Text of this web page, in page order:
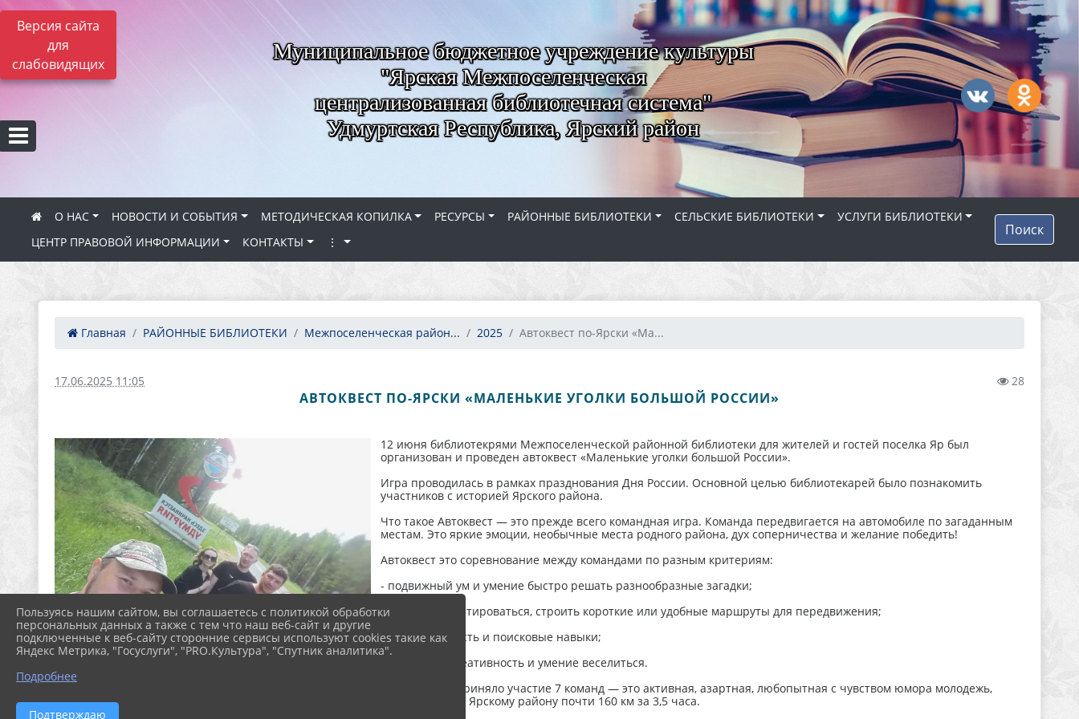
Версия сайта
для
слабовидящих
Муниципальное бюджетное учреждение культуры
"Ярская Межпоселенческая
централизованная библиотечная система"
Удмуртская Республика, Ярский район
О НАС НОВОСТИ И СОБЫТИЯ МЕТОДИЧЕСКАЯ КОПИЛКА РЕСУРСЫ РАЙОННЫЕ БИБЛИОТЕКИ СЕЛЬСКИЕ БИБЛИОТЕКИ
УСЛУГИ БИБЛИОТЕКИ
ЦЕНТР ПРАВОВОЙ ИНФОРМАЦИИ
КОНТАКТЫ ⋮
Поиск
Главная РАЙОННЫЕ БИБЛИОТЕКИ Межпоселенческая район... 2025 Автоквест по-Ярски «Ма...
17.06.2025 11:05 28
АВТОКВЕСТ ПО-ЯРСКИ «МАЛЕНЬКИЕ УГОЛКИ БОЛЬШОЙ РОССИИ»
12 июня библиотекрями Межпоселенческой районной библиотеки для жителей и гостей поселка Яр был
организован и проведен автоквест «Маленькие уголки большой России».
Игра проводилась в рамках празднования Дня России. Основной целью библиотекарей было познакомить
участников с историей Ярского района.
Что такое Автоквест — это прежде всего командная игра. Команда передвигается на автомобиле по загаданным
местам. Это яркие эмоции, необычные места родного района, дух соперничества и желание победить!
Автоквест это соревнование между командами по разным критериям:
- подвижный ум и умение быстро решать разнообразные загадки;
- умение ориентироваться, строить короткие или удобные маршруты для передвижения;
- внимательность и поисковые навыки;
- и конечно креативность и умение веселиться.
В Автоквесте приняло участие 7 команд — это активная, азартная, любопытная с чувством юмора молодежь,
проехавшая по Ярскому району почти 160 км за 3,5 часа.
Пользуясь нашим сайтом, вы соглашаетесь с политикой обработки
персональных данных а также с тем что наш веб-сайт и другие
подключенные к веб-сайту сторонние сервисы используют cookies такие как
Яндекс Метрика, "Госуслуги", "PRO.Культура", "Спутник аналитика".
Подробнее
Подтверждаю